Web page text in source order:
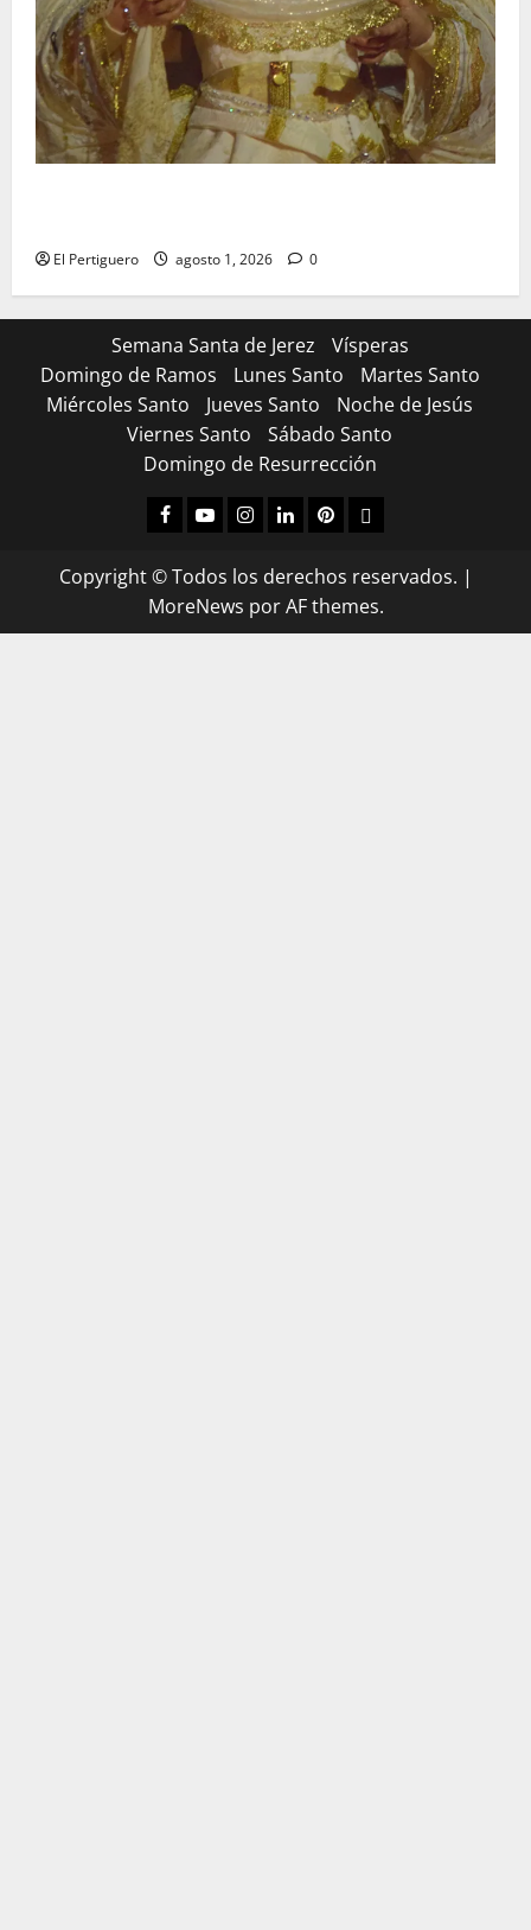
El Pertiguero agosto 1, 2026 0
Semana Santa de Jerez
Vísperas
Domingo de Ramos
Lunes Santo
Martes Santo
Miércoles Santo
Jueves Santo
Noche de Jesús
Viernes Santo
Sábado Santo
Domingo de Resurrección
Facebook
YoutubeInstagram
LinkedPinterestDribbble
Copyright © Todos los derechos reservados. |
MoreNews por AF themes.